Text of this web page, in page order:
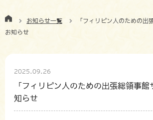
お知らせ一覧
「フィリピン人のための出
お知らせ
2025.09.26
「フィリピン人のための出張総領事館
知らせ